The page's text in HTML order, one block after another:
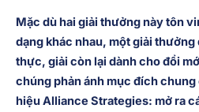
Mặc dù hai giải thưởng này tôn
dạng khác nhau, một giải
thực, giải còn lại dành cho đổi
chúng phản ánh mục đích
hiệu Alliance Strategies: mở ra